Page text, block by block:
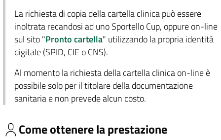
La richiesta di copia della cartella clinica può essere
inoltrata recandosi ad uno Sportello Cup, oppure on-line
sul sito "Pronto cartella" utilizzando la propria identità
digitale (SPID, CIE o CNS).
Al momento la richiesta della cartella clinica on-line è
possibile solo per il titolare della documentazione
sanitaria e non prevede alcun costo.
Come ottenere la prestazione